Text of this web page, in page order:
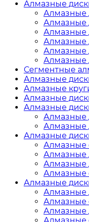
Алмазные
Алмазные
Алмазные
Алмазные
Алмазные
Алмазные
Алмазные
Сегментные
Алмазные
Алмазные
Алмазные
Алмазные
Алмазные
Алмазные
Алмазные
Алмазные
Алмазные
Алмазные
Алмазные
Алмазные
Алмазные
Алмазные
Алмазные